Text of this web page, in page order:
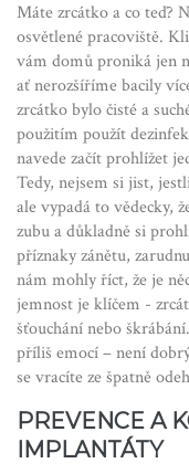
Máte zrcátko a co teď?
osvětlené pracoviště.
vám domů proniká jen
ať nerozšíříme bacily
zrcátko bylo čisté a
použitím použít
navede začít prohlížet
Tedy, nejsem si jist,
ale vypadá to vědecky,
zubu a důkladně si
příznaky zánětu,
nám mohly říct, že je
jemnost je klíčem -
šťouchání nebo
příliš emocí – není
se vracíte ze špatně
PREVENCE A
IMPLANTÁTY